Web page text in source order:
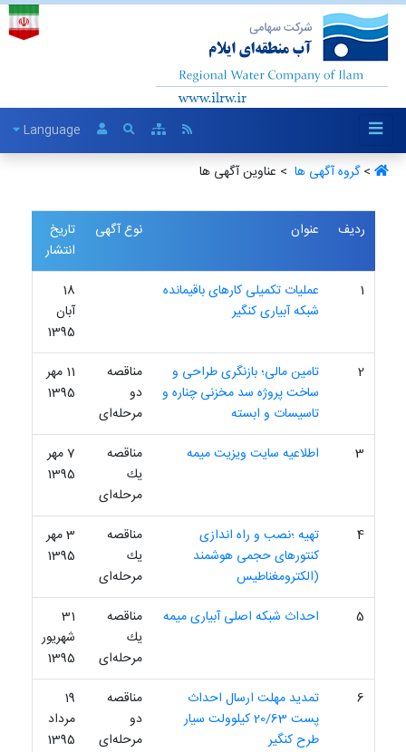
Language
>گروه آگهی ها ‏ > عناوین آگهی ها
ردیف عنوان نوع آگهی
تاریخ
انتشار
1
عملیات تکمیلی کارهای باقیمانده
شبکه آبیاری کنگیر
18
آبان
1395
2
تامین مالی؛ بازنگری طراحی و
ساخت پروژه سد مخزنی چناره و
تاسیسات و ابسته
مناقصه
دو
مرحله‌ای
11 مهر
1395
3 اطلاعیه سایت ویزیت میمه
مناقصه
یك
مرحله‌ای
7 مهر
1395
4
تهیه ؛نصب و راه اندازی
کنتورهای حجمی هوشمند
(الکترومغناطیس
مناقصه
یك
مرحله‌ای
3 مهر
1395
5 احداث شبکه اصلی آبیاری میمه
مناقصه
یك
مرحله‌ای
31
شهریور
1395
6
تمدید مهلت ارسال احداث
پست 20/63 کیلوولت سیار
طرح کنگیر
مناقصه
دو
مرحله‌ای
19
مرداد
1395